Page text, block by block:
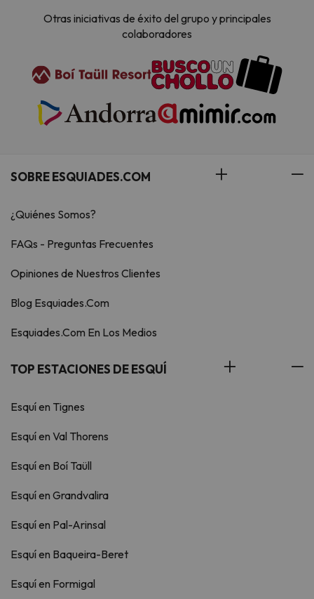
Otras iniciativas de éxito del grupo y principales
colaboradores
SOBRE ESQUIADES.COM
¿Quiénes Somos?
FAQs - Preguntas Frecuentes
Opiniones de Nuestros Clientes
Blog Esquiades.Com
Esquiades.Com En Los Medios
TOP ESTACIONES DE ESQUÍ
Esquí en Tignes
Esquí en Val Thorens
Esquí en Boí Taüll
Esquí en Grandvalira
Esquí en Pal-Arinsal
Esquí en Baqueira-Beret
Esquí en Formigal